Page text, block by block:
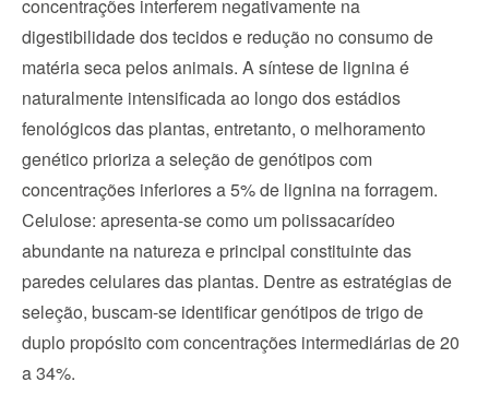
concentrações interferem negativamente na
digestibilidade dos tecidos e redução no consumo de
matéria seca pelos animais. A síntese de lignina é
naturalmente intensificada ao longo dos estádios
fenológicos das plantas, entretanto, o melhoramento
genético prioriza a seleção de genótipos com
concentrações inferiores a 5% de lignina na forragem.
Celulose: apresenta-se como um polissacarídeo
abundante na natureza e principal constituinte das
paredes celulares das plantas. Dentre as estratégias de
seleção, buscam-se identificar genótipos de trigo de
duplo propósito com concentrações intermediárias de 20
a 34%.